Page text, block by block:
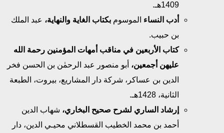
1409هـ.
أدب النساء الموسوم بكتاب الغاية والنهاية، عبد الملك
بن حبيب.
كتاب الأربعين في مناقب أمهات المؤمنين رحمة الله
عليهن أجمعين، أبو منصور عبد الرحمٰن بن الحسن فخر
الدين بن عساكر، شركة دار المشاريع، بيروت، الطبعة
الثانية، 1428هـ.
إرشاد الساري لشرح صحيح البخاري، شهاب الدين
أحمد بن محمد الخطيب القسطلاني محيـي الدين، دار